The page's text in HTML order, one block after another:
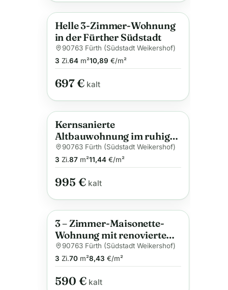
Neu Anzeige
Helle 3-Zimmer-Wohnung
in der Fürther Südstadt
90763 Fürth (Südstadt Weikershof)
3 Zi.64m²10,89 €/m²
697 €kalt
Anzeige
Kernsanierte
Altbauwohnung im ruhigen
Rückgebäude in zentraler
Lage direkt hinter dem
Hauptbahnhof in Fürth
90763 Fürth (Südstadt Weikershof)
3 Zi.87m²11,44€/m²
995 €kalt
Anzeige
3 – Zimmer-Maisonette-
Wohnung mit renoviertem
Badezimmer
90763 Fürth (Südstadt Weikershof)
3 Zi.70m²8,43 €/m²
590 €kalt